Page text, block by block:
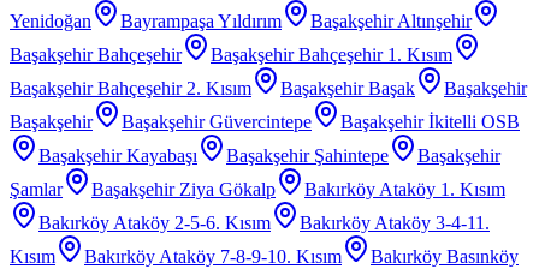
Yenidoğan
Bayrampaşa Yıldırım
Başakşehir Altınşehir
Başakşehir Bahçeşehir
Başakşehir Bahçeşehir 1. Kısım
Başakşehir Bahçeşehir 2. Kısım
Başakşehir Başak
Başakşehir
Başakşehir
Başakşehir Güvercintepe
Başakşehir İkitelli OSB
Başakşehir Kayabaşı
Başakşehir Şahintepe
Başakşehir
Şamlar
Başakşehir Ziya Gökalp
Bakırköy Ataköy 1. Kısım
Bakırköy Ataköy 2-5-6. Kısım
Bakırköy Ataköy 3-4-11.
Kısım
Bakırköy Ataköy 7-8-9-10. Kısım
Bakırköy Basınköy